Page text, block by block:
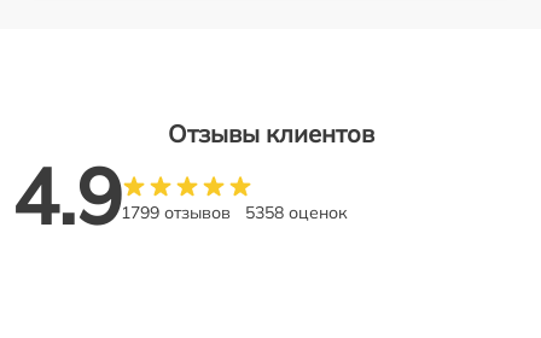
Отзывы клиентов
4.91799 отзывов 5358 оценок